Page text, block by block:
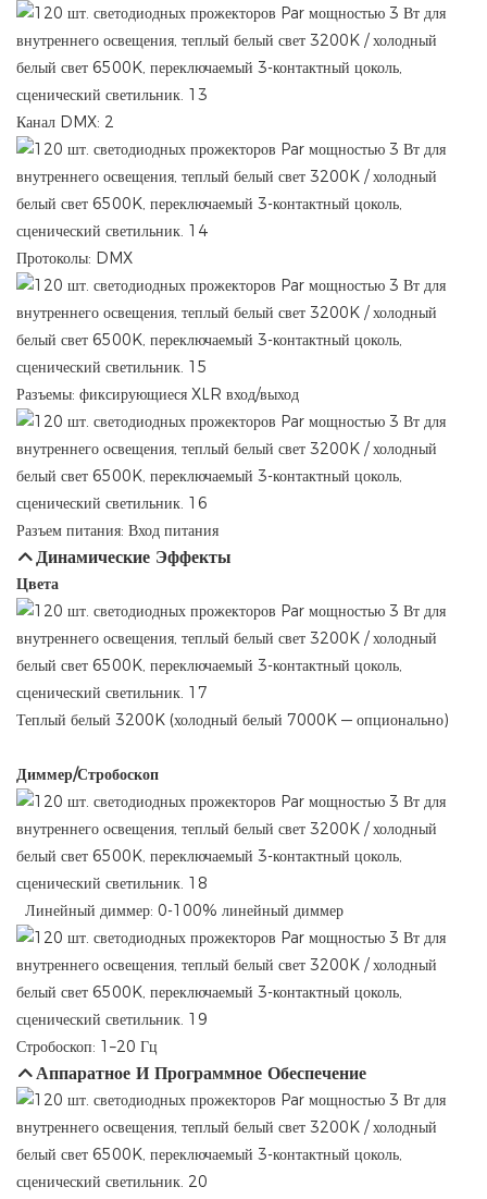
Канал DMX: 2
Протоколы: DMX
Разъемы: фиксирующиеся XLR вход/выход
Разъем питания: Вход питания
Динамические Эффекты
Цвета
Теплый белый 3200K (холодный белый 7000K — опционально)
Диммер/Стробоскоп
Линейный диммер: 0-100% линейный диммер
Стробоскоп: 1–20 Гц
Аппаратное И Программное Обеспечение